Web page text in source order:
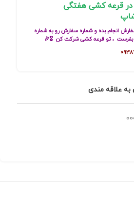
قرعه کشی هفتگی
انجام بده و شماره سفارش رو به شماره
بفرست ، تو قرعه کشی شرکت کن 🎖🎉
به علاقه مندی